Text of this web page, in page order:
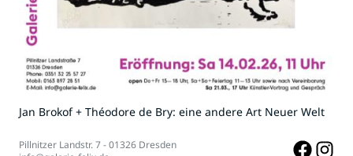
Jan Brokof + Théodore de Bry: eine andere Art Neuer Welt
Pillnitzer Landstr. 7 - 01326 Dresden